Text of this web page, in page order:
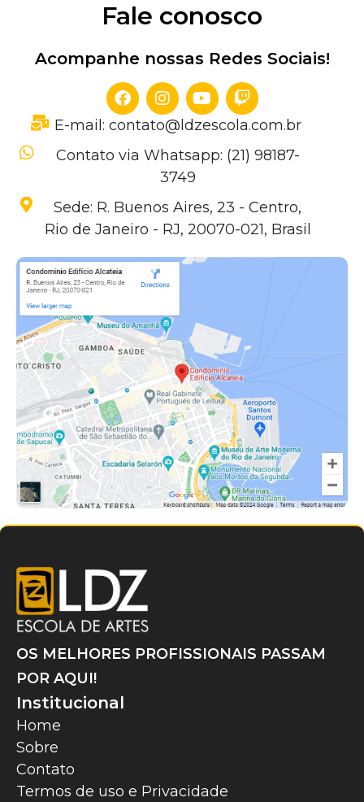
Fale conosco
Acompanhe nossas Redes Sociais!
E-mail: contato@ldzescola.com.br
Contato via Whatsapp: (21) 98187-
3749
Sede: R. Buenos Aires, 23 - Centro,
Rio de Janeiro - RJ, 20070-021, Brasil
OS MELHORES PROFISSIONAIS PASSAM
POR AQUI!
Institucional
Home
Sobre
Contato
Termos de uso e Privacidade